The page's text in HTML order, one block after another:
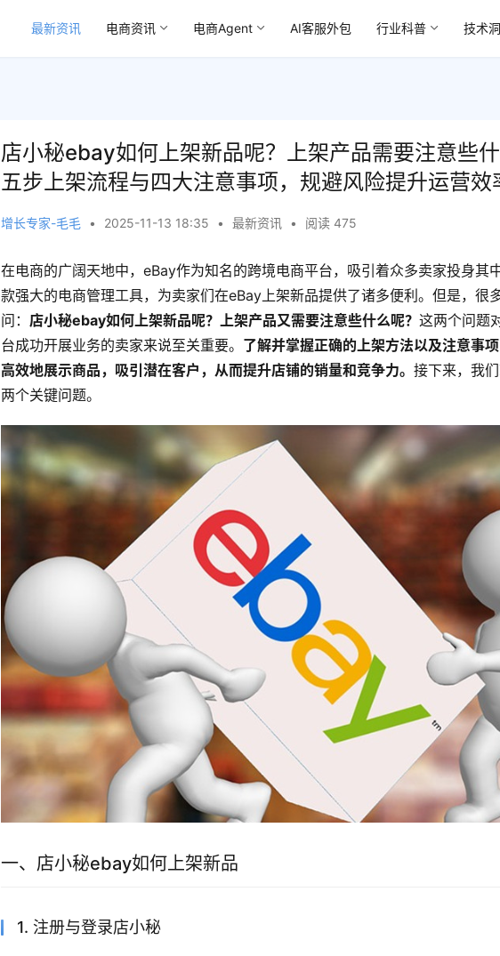
最新资讯 电商资讯 电商Agent AI客服外包 行业科普 技术
店小秘ebay如何上架新品呢？上架产品需要注意些
五步上架流程与四大注意事项，规避风险提升运营效
增长专家-毛毛 • 2025-11-13 18:35 • 最新资讯 • 阅读 475
在电商的广阔天地中，eBay作为知名的跨境电商平台，吸引着众多卖家投身其
款强大的电商管理工具，为卖家们在eBay上架新品提供了诸多便利。但是，很
问：店小秘ebay如何上架新品呢？上架产品又需要注意些什么呢？这两个问题
台成功开展业务的卖家来说至关重要。 了解并掌握正确的上架方法以及注意事
高效地展示商品，吸引潜在客户，从而提升店铺的销量和竞争力。接下来，我
两个关键问题。
一、店小秘ebay如何上架新品
1. 注册与登录店小秘